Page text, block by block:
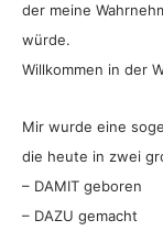
der meine
würde.
Willkommen in der
Mir wurde eine
die heute in zwei
– DAMIT geboren
– DAZU gemacht